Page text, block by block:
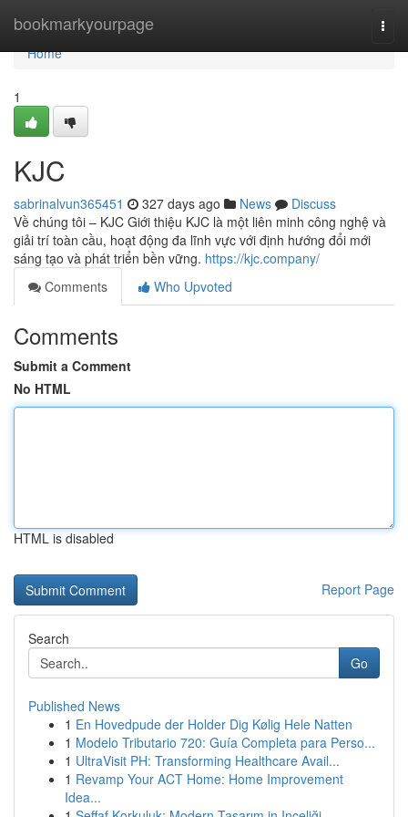
bookmarkyourpage
Home
Home
1
KJC
sabrinalvun365451 327 days ago News
Discuss
Về chúng tôi – KJC Giới thiệu KJC là một liên minh công nghệ và
giải trí toàn cầu, hoạt động đa lĩnh vực với định hướng đổi mới
sáng tạo và phát triển bền vững. https://kjc.company/
Comments
Who Upvoted
Comments
Submit a Comment
No HTML
HTML is disabled
Report Page
Search
Go
Published News
1 En Hovedpude der Holder Dig Kølig Hele Natten
1 Modelo Tributario 720: Guía Completa para Perso...
1 UltraVisit PH: Transforming Healthcare Avail...
1 Revamp Your ACT Home: Home Improvement
Idea...